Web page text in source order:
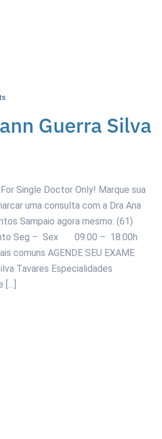
Guerra Silva
Single Doctor Only! Marque sua
uma consulta com a Dra Ana
Sampaio agora mesmo: (61)
Seg – Sex 09:00 – 18:00h
comuns AGENDE SEU EXAME
Tavares Especialidades
[…]